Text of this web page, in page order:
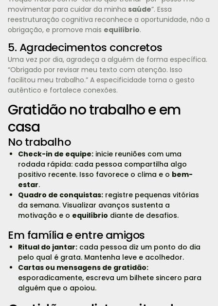
movimentar para cuidar da minha saúde”. Essa
reestruturação cognitiva reconhece a oportunidade, não a
obrigação, e promove mais equilíbrio.
5. Agradecimentos concretos
Uma vez por dia, agradeça a alguém de forma específica.
“Obrigado por revisar meu texto com atenção. Isso
facilitou meu trabalho.” A especificidade torna o gesto
autêntico e fortalece conexões.
Gratidão no trabalho e em
casa
No trabalho
Check-in de equipe:inicie reuniões com uma
rodada rápida: cada pessoa compartilha algo
positivo recente. Isso favorece o clima e o bem-
estar.
Quadro de conquistas:registre pequenas vitórias
da semana. Visualizar avanços sustenta a
motivação e o equilíbrio diante de desafios.
Em família e entre amigos
Ritual do jantar:cada pessoa diz um ponto do dia
pelo qual é grata. Mantenha leve e acolhedor.
Cartas ou mensagens de gratidão:
esporadicamente, escreva um bilhete sincero para
alguém que o apoiou.